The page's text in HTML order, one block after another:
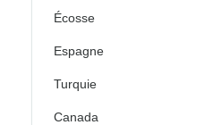
Écosse
Espagne
Turquie
Canada